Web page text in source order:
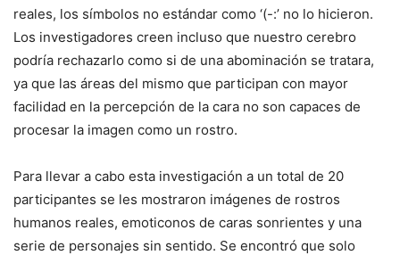
reales, los símbolos no estándar como ‘(-:’ no lo hicieron.
Los investigadores creen incluso que nuestro cerebro
podría rechazarlo como si de una abominación se tratara,
ya que las áreas del mismo que participan con mayor
facilidad en la percepción de la cara no son capaces de
procesar la imagen como un rostro.
Para llevar a cabo esta investigación a un total de 20
participantes se les mostraron imágenes de rostros
humanos reales, emoticonos de caras sonrientes y una
serie de personajes sin sentido. Se encontró que solo